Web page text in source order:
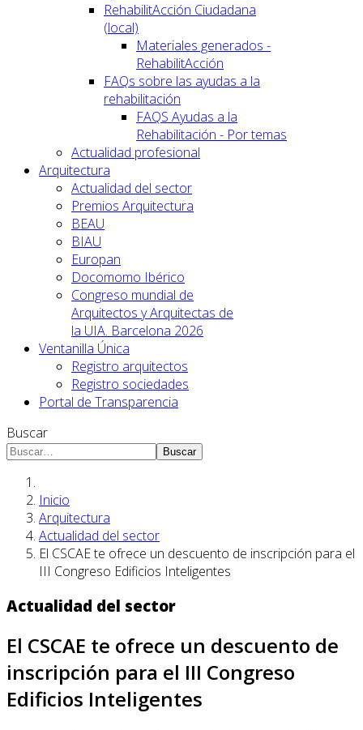
RehabilitAcción Ciudadana
(local)
Materiales generados -
RehabilitAcción
FAQs sobre las ayudas a la
rehabilitación
FAQS Ayudas a la
Rehabilitación - Por temas
Actualidad profesional
Arquitectura
Actualidad del sector
Premios Arquitectura
BEAU
BIAU
Europan
Docomomo Ibérico
Congreso mundial de
Arquitectos y Arquitectas de
la UIA. Barcelona 2026
Ventanilla Única
Registro arquitectos
Registro sociedades
Portal de Transparencia
Buscar
Buscar
Inicio
Arquitectura
Actualidad del sector
El CSCAE te ofrece un descuento de inscripción para el
III Congreso Edificios Inteligentes
Actualidad del sector
El CSCAE te ofrece un descuento de
inscripción para el III Congreso
Edificios Inteligentes